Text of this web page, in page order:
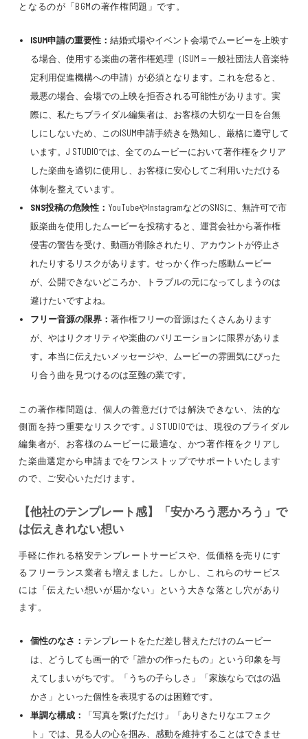
となるのが「BGMの著作権問題」です。
ISUM申請の重要性： 結婚式場やイベント会場でムービーを上映す
る場合、使用する楽曲の著作権処理（ISUM＝一般社団法人音楽特
定利用促進機構への申請）が必須となります。これを怠ると、
最悪の場合、会場での上映を拒否される可能性があります。実
際に、私たちブライダル編集者は、お客様の大切な一日を台無
しにしないため、このISUM申請手続きを熟知し、厳格に遵守して
います。J STUDIOでは、全てのムービーにおいて著作権をクリア
した楽曲を適切に使用し、お客様に安心してご利用いただける
体制を整えています。
SNS投稿の危険性： YouTubeやInstagramなどのSNSに、無許可で市
販楽曲を使用したムービーを投稿すると、運営会社から著作権
侵害の警告を受け、動画が削除されたり、アカウントが停止さ
れたりするリスクがあります。せっかく作った感動ムービー
が、公開できないどころか、トラブルの元になってしまうのは
避けたいですよね。
フリー音源の限界： 著作権フリーの音源はたくさんあります
が、やはりクオリティや楽曲のバリエーションに限界がありま
す。本当に伝えたいメッセージや、ムービーの雰囲気にぴった
り合う曲を見つけるのは至難の業です。
この著作権問題は、個人の善意だけでは解決できない、法的な
側面を持つ重要なリスクです。J STUDIOでは、現役のブライダル
編集者が、お客様のムービーに最適な、かつ著作権をクリアし
た楽曲選定から申請までをワンストップでサポートいたします
ので、ご安心いただけます。
【他社のテンプレート感】「安かろう悪かろう」で
は伝えきれない想い
手軽に作れる格安テンプレートサービスや、低価格を売りにす
るフリーランス業者も増えました。しかし、これらのサービス
には「伝えたい想いが届かない」という大きな落とし穴があり
ます。
個性のなさ： テンプレートをただ差し替えただけのムービー
は、どうしても画一的で「誰かの作ったもの」という印象を与
えてしまいがちです。「うちの子らしさ」「家族ならではの温
かさ」といった個性を表現するのは困難です。
単調な構成：
「写真を繋げただけ」「ありきたりなエフェク
ト」では、見る人の心を掴み、感動を維持することはできませ